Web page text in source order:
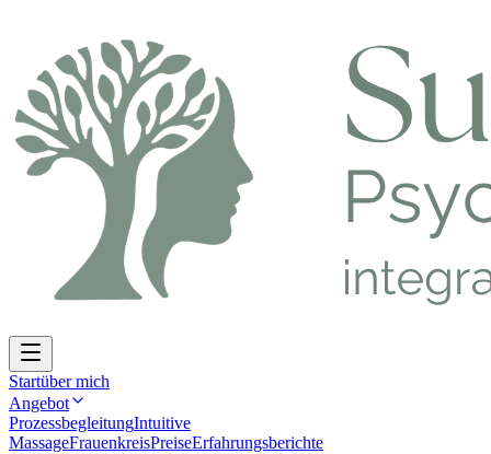
Startüber mich
Angebot
ProzessbegleitungIntuitive
MassageFrauenkreisPreiseErfahrungsberichte